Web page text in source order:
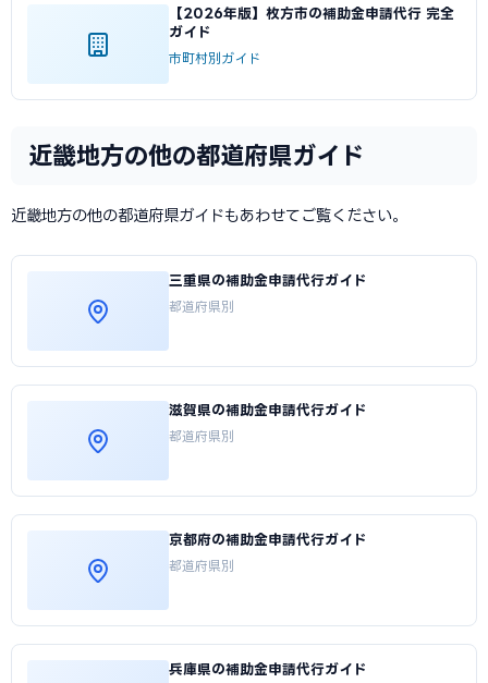
【2026年版】枚方市の補助金申請代行 完全
ガイド
市町村別ガイド
近畿地方の他の都道府県ガイド
近畿地方の他の都道府県ガイドもあわせてご覧ください。
三重県の補助金申請代行ガイド
都道府県別
滋賀県の補助金申請代行ガイド
都道府県別
京都府の補助金申請代行ガイド
都道府県別
兵庫県の補助金申請代行ガイド